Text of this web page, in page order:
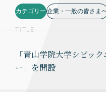
カテゴリー 企業・一般の皆さま
TITLE
「青山学院大学シビッ
ー」を開設